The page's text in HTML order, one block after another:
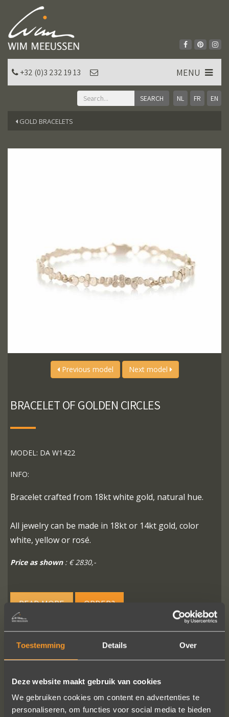
Toestemming Details Over
Deze website maakt gebruik van cookies
We gebruiken cookies om content en advertenties te
personaliseren, om functies voor social media te bieden
NL FR EN
+32 (0)3 232 19 13 MENU
GOLD BRACELETS
Previous model Next model
BRACELET OF GOLDEN CIRCLES
MODEL: DA W1422
INFO:
Bracelet crafted from 18kt white gold, natural hue.
All jewelry can be made in 18kt or 14kt gold, color
white, yellow or rosé.
Price as shown: € 2830,-
READ MORE ORDER?